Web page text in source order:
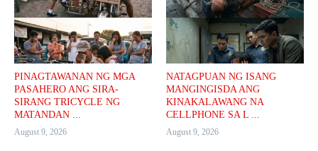
PINAGTAWANAN NG MGA
PASAHERO ANG SIRA-
SIRANG TRICYCLE NG
MATANDAN ...
August 9, 2026
NATAGPUAN NG ISANG
MANGINGISDA ANG
KINAKALAWANG NA
CELLPHONE SA L ...
August 9, 2026